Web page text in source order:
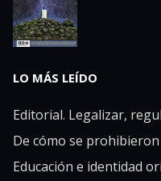
LO MÁS LEÍDO
Editorial. Legalizar,
De cómo se
Educación e identidad